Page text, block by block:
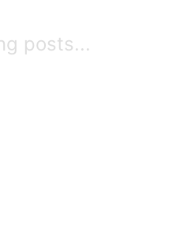
posts...